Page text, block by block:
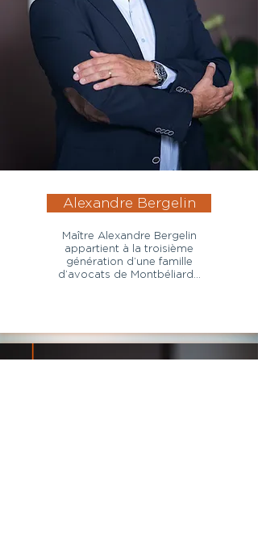
Alexandre Bergelin
Maître Alexandre Bergelin
appartient à la troisième
génération d’une famille
d’avocats de Montbéliard…